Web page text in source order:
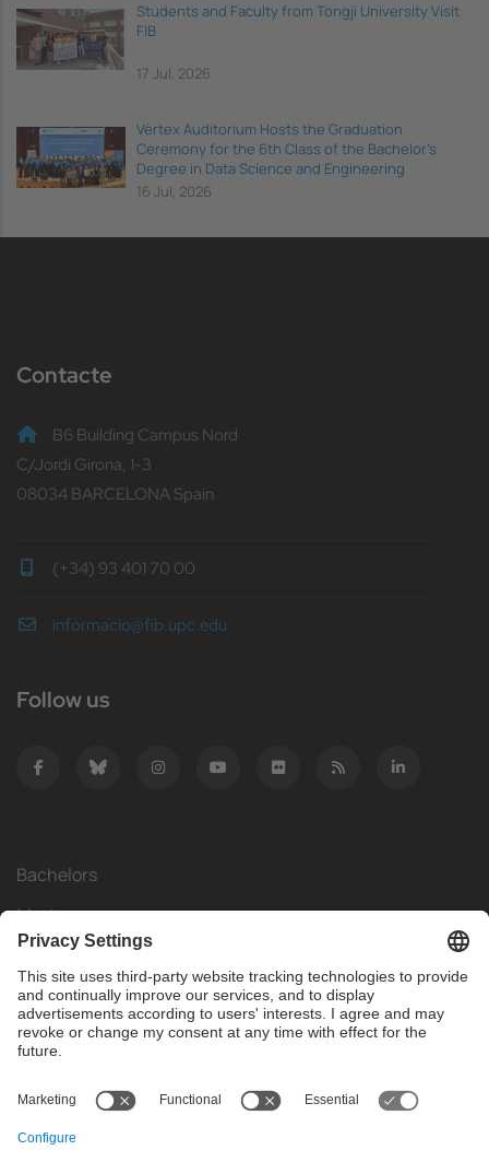
Students and Faculty from Tongji University Visit
FIB
17 Jul, 2026
Vèrtex Auditorium Hosts the Graduation
Ceremony for the 6th Class of the Bachelor's
Degree in Data Science and Engineering
16 Jul, 2026
Contacte
B6 Building Campus Nord
C/Jordi Girona, 1-3
08034 BARCELONA Spain
(+34) 93 401 70 00
informacio@fib.upc.edu
Follow us
Bachelors
Masters
Mobility
Research
Companies
What do you need?